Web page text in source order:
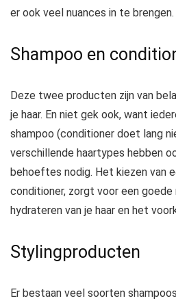
er ook veel nuances in te brengen.
Shampoo en
Deze twee producten zijn van
je haar. En niet gek ook, want
shampoo (conditioner doet lang
verschillende haartypes hebben
behoeftes nodig. Het kiezen van
conditioner, zorgt voor een goede
hydrateren van je haar en het
Stylingproducten
Er bestaan veel soorten